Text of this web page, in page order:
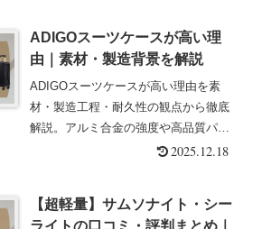
のでおすすめですよ！
ADIGOスーツケースが高い理
由｜素材・製造背景を解説
ADIGOスーツケースが高い理由を素
材・製造工程・耐久性の観点から徹底
解説。アルミ合金の強度や高品質パー
ツの特徴をわかりやすく紹介し、価格
2025.12.18
【超軽量】サムソナイト・シー
ライトの口コミ・評判まとめ｜